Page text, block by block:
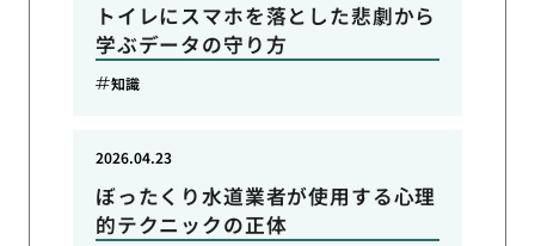
トイレにスマホを落とした悲劇から
学ぶデータの守り方
知識
ぼったくり水道業者が使用する心理
的テクニックの正体
2026.04.23